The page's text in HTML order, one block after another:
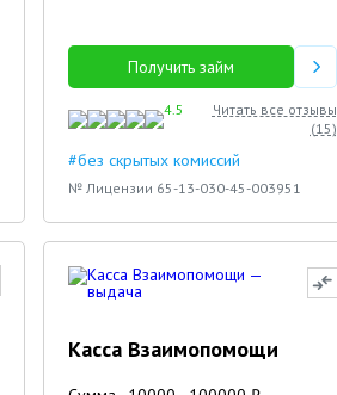
Получить займ
4.5
Читать все отзывы
(15)
#без скрытых комиссий
№ Лицензии 65-13-030-45-003951
Касса Взаимопомощи